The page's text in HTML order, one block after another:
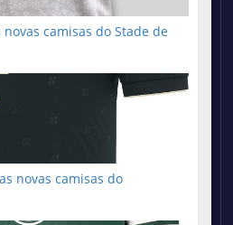
camisas do Stade de
novas camisas do